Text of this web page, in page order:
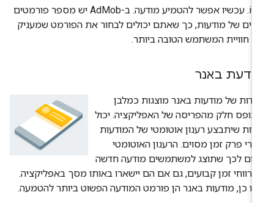
iOS. עכשיו אפשר להטמיע מודעה. ב-AdMob יש מספר פורמטים
של מודעות, כך שאתם יכולים לבחור את הפורמט שמעניק
חוויית המשתמש הטובה ביותר.
באנר
של מודעות באנר מוצגות כמלבן
חלק מהפריסה של האפליקציה. יכול
שיתבצע רענון אוטומטי של המודעות
פרק זמן מסוים. הרענון האוטומטי
לכך שתוצג למשתמשים מודעה חדשה
זמן קבועים, גם אם הם יישארו באותו מסך באפליקציה.
כן, מודעות באנר הן פורמט המודעה הפשוט ביותר להטמעה.